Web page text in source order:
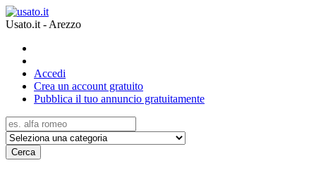
Usato.it - Arezzo
Accedi
Crea un account gratuito
Pubblica il tuo annuncio gratuitamente
Cerca